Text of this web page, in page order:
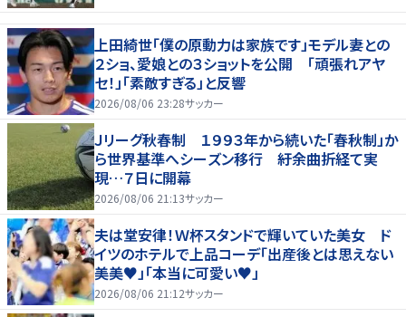
上田綺世「僕の原動力は家族です」モデル妻との
２ショ、愛娘との３ショットを公開 「頑張れアヤ
セ！」「素敵すぎる」と反響
2026/08/06 23:28サッカー
Ｊリーグ秋春制 １９９３年から続いた「春秋制」か
ら世界基準へシーズン移行 紆余曲折経て実
現…７日に開幕
2026/08/06 21:13サッカー
夫は堂安律！Ｗ杯スタンドで輝いていた美女 ド
イツのホテルで上品コーデ「出産後とは思えない
美美♥」「本当に可愛い♥」
2026/08/06 21:12サッカー